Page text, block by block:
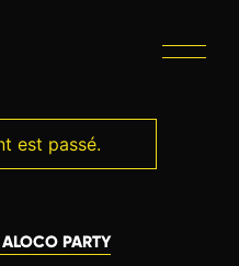
est passé.
PARTY